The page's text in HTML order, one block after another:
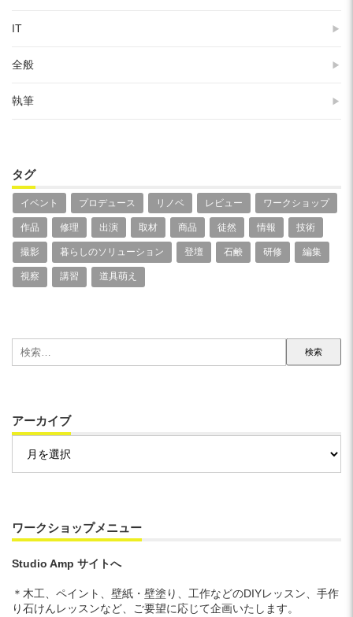
IT
全般
執筆
タグ
イベント プロデュース リノベ レビュー ワークショップ
作品 修理 出演 取材 商品 徒然 情報 技術
撮影 暮らしのソリューション 登壇 石鹸 研修 編集
視察 講習 道具萌え
索:
アーカイブ
カ
ワークショップメニュー
Studio Amp サイトへ
＊木工、ペイント、壁紙・壁塗り、工作などのDIYレッスン、手作
り石けんレッスンなど、ご要望に応じて企画いたします。